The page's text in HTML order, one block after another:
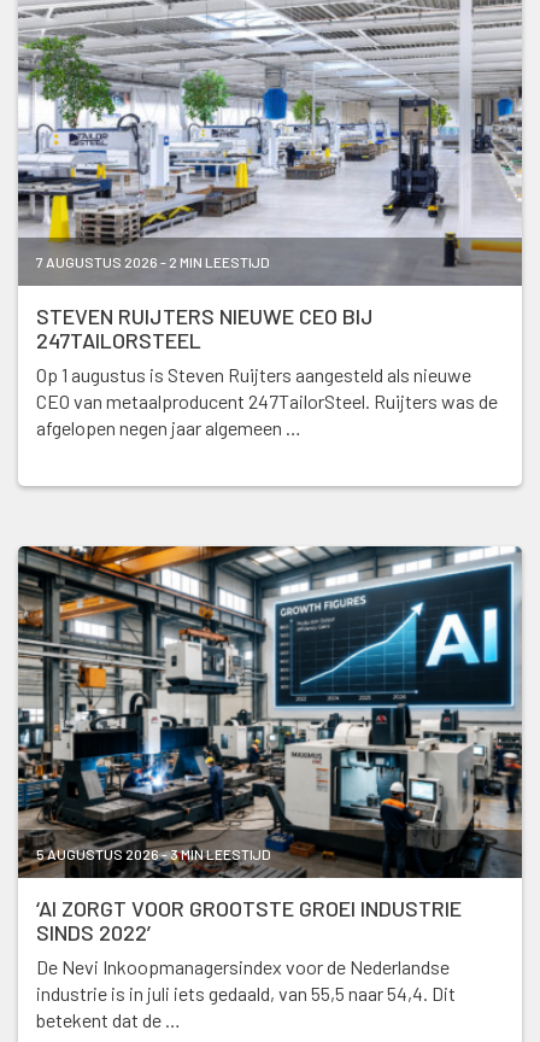
7 AUGUSTUS 2026 - 2 MIN LEESTIJD
STEVEN RUIJTERS NIEUWE CEO BIJ
247TAILORSTEEL
Op 1 augustus is Steven Ruijters aangesteld als nieuwe
CEO van metaalproducent 247TailorSteel. Ruijters was de
afgelopen negen jaar algemeen …
5 AUGUSTUS 2026 - 3 MIN LEESTIJD
‘AI ZORGT VOOR GROOTSTE GROEI INDUSTRIE
SINDS 2022’
De Nevi Inkoopmanagersindex voor de Nederlandse
industrie is in juli iets gedaald, van 55,5 naar 54,4. Dit
betekent dat de …